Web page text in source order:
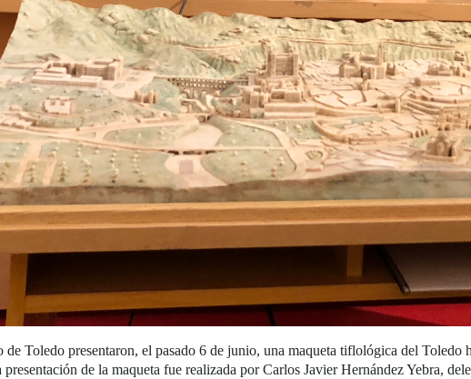
Toledo presentaron, el pasado 6 de junio, una maqueta tiflológica del Toledo
presentación de la maqueta fue realizada por Carlos Javier Hernández Yebra,